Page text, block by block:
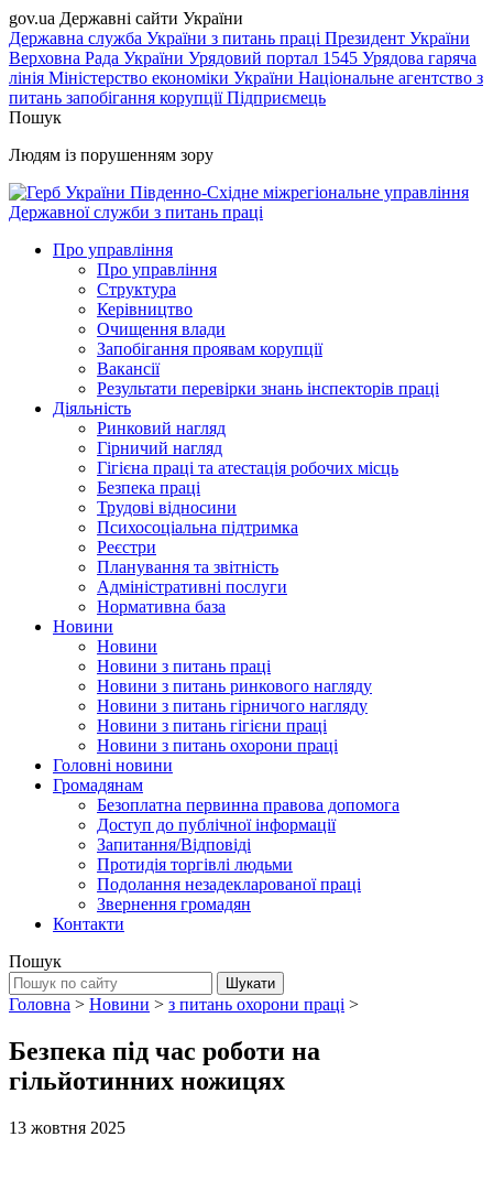
gov.ua Державні сайти України
Державна служба України з питань праці Президент України
Верховна Рада України Урядовий портал 1545 Урядова гаряча
лінія Міністерство економіки України Національне агентство з
питань запобігання корупціїПідприємець
Пошук
Людям із порушенням зору
Південно-Східне міжрегіональне управління
Державної служби з питань праці
Про управління
Про управління
Структура
Керівництво
Очищення влади
Запобігання проявам корупції
Вакансії
Результати перевірки знань інспекторів праці
Діяльність
Ринковий нагляд
Гірничий нагляд
Гігієна праці та атестація робочих місць
Безпека праці
Трудові відносини
Психосоціальна підтримка
Реєстри
Планування та звітність
Адміністративні послуги
Нормативна база
Новини
Новини
Новини з питань праці
Новини з питань ринкового нагляду
Новини з питань гірничого нагляду
Новини з питань гігієни праці
Новини з питань охорони праці
Головні новини
Громадянам
Безоплатна первинна правова допомога
Доступ до публічної інформації
Запитання/Відповіді
Протидія торгівлі людьми
Подолання незадекларованої праці
Звернення громадян
Контакти
Пошук
Головна > Новини > з питань охорони праці >
Безпека під час роботи на
гільйотинних ножицях
13 жовтня 2025